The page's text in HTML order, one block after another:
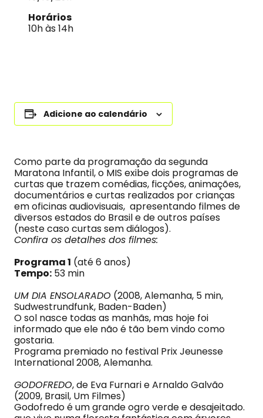
Horários
10h às 14h
Adicione ao calendário
Como parte da programação da segunda
Maratona Infantil, o MIS exibe dois programas de
curtas que trazem comédias, ficções, animações,
documentários e curtas realizados por crianças
em oficinas audiovisuais, apresentando filmes de
diversos estados do Brasil e de outros países
(neste caso curtas sem diálogos).
Confira os detalhes dos filmes:
Programa 1 (até 6 anos)
Tempo: 53 min
UM DIA ENSOLARADO (2008, Alemanha, 5 min,
Sudwestrundfunk, Baden-Baden)
O sol nasce todas as manhãs, mas hoje foi
informado que ele não é tão bem vindo como
gostaria.
Programa premiado no festival Prix Jeunesse
International 2008, Alemanha.
GODOFREDO, de Eva Furnari e Arnaldo Galvão
(2009, Brasil, Um Filmes)
Godofredo é um grande ogro verde e desajeitado.